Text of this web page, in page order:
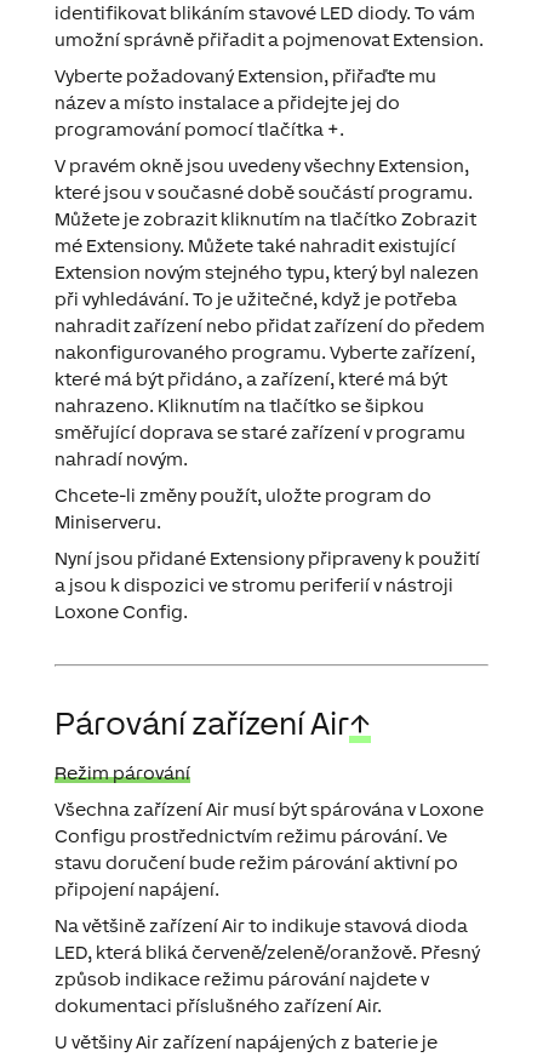
identifikovatblikáním stavové LED diody. To vám
umožní správně přiřadit a pojmenovat Extension.
Vyberte požadovaný Extension, přiřaďte mu
název a místo instalace a přidejte jej do
programování pomocí tlačítka +.
V pravém okně jsou uvedeny všechny Extension,
které jsou v současné době součástí programu.
Můžete je zobrazit kliknutím na tlačítko Zobrazit
mé Extensiony. Můžete také nahradit existující
Extension novým stejného typu, který byl nalezen
při vyhledávání. To je užitečné, když je potřeba
nahradit zařízení nebo přidat zařízení do předem
nakonfigurovaného programu. Vyberte zařízení,
které má být přidáno, a zařízení, které má být
nahrazeno. Kliknutím na tlačítko se šipkou
směřující doprava se staré zařízení v programu
nahradí novým.
Chcete-li změny použít, uložte program do
Miniserveru.
Nyní jsou přidané Extensiony připraveny k použití
a jsou k dispozici ve stromu periferií v nástroji
Loxone Config.
Párování zařízení Air↑
Režim párování
Všechna zařízení Air musí být spárována v Loxone
Configu prostřednictvím režimu párování. Ve
stavu doručení bude režim párování aktivní po
připojení napájení.
Na většině zařízení Air to indikuje stavová dioda
LED, která bliká červeně/zeleně/oranžově. Přesný
způsob indikace režimu párování najdete v
dokumentaci příslušného zařízení Air.
U většiny Air zařízení napájených z baterie je